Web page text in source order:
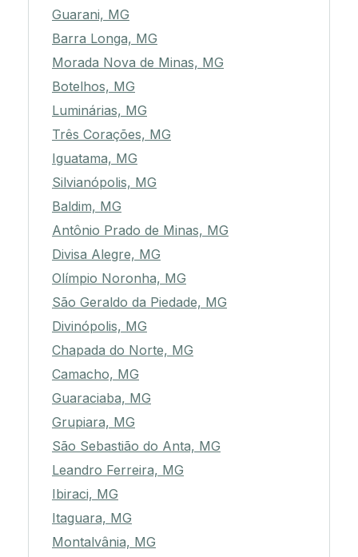
Guarani, MG
Barra Longa, MG
Morada Nova de Minas, MG
Botelhos, MG
Luminárias, MG
Três Corações, MG
Iguatama, MG
Silvianópolis, MG
Baldim, MG
Antônio Prado de Minas, MG
Divisa Alegre, MG
Olímpio Noronha, MG
São Geraldo da Piedade, MG
Divinópolis, MG
Chapada do Norte, MG
Camacho, MG
Guaraciaba, MG
Grupiara, MG
São Sebastião do Anta, MG
Leandro Ferreira, MG
Ibiraci, MG
Itaguara, MG
Montalvânia, MG